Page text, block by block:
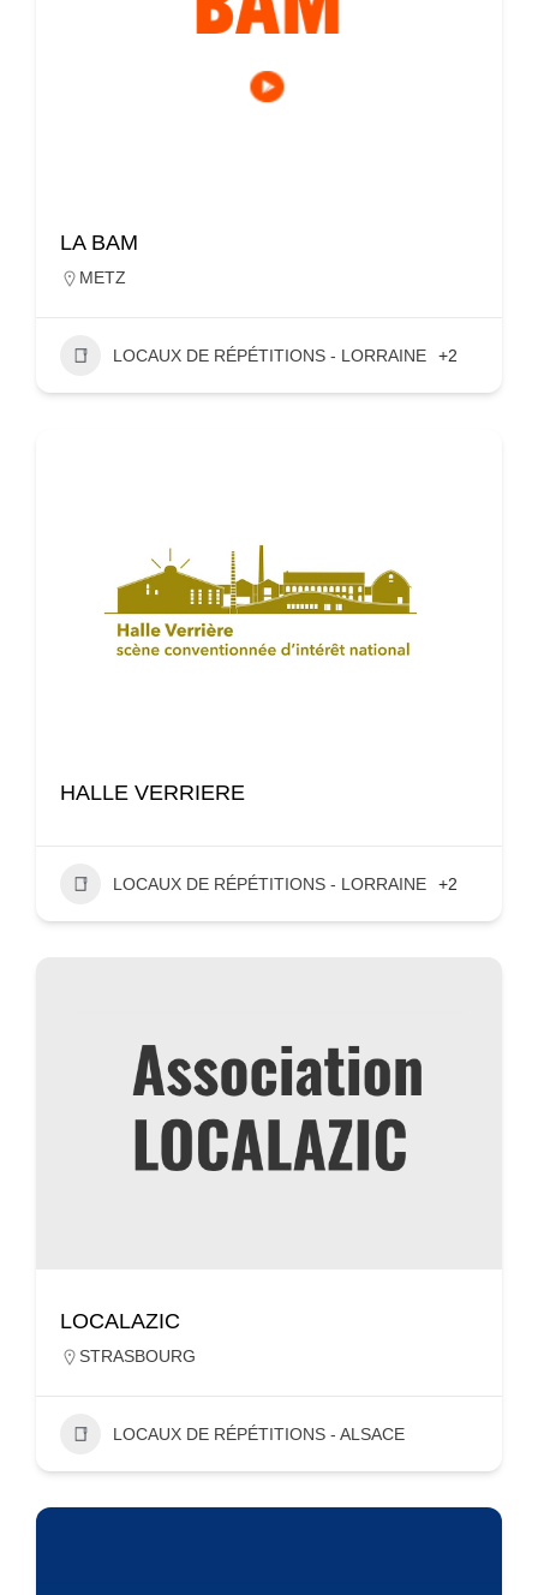
LA BAM
METZ
LOCAUX DE RÉPÉTITIONS - LORRAINE +2
HALLE VERRIERE
LOCAUX DE RÉPÉTITIONS - LORRAINE +2
LOCALAZIC
STRASBOURG
LOCAUX DE RÉPÉTITIONS - ALSACE